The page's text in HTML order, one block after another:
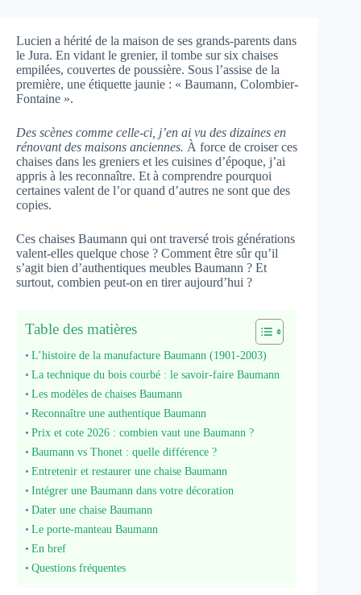
Lucien a hérité de la maison de ses grands-parents dans
le Jura. En vidant le grenier, il tombe sur six chaises
empilées, couvertes de poussière. Sous l’assise de la
première, une étiquette jaunie : « Baumann, Colombier-
Fontaine ».
Des scènes comme celle-ci, j’en ai vu des dizaines en
rénovant des maisons anciennes. À force de croiser ces
chaises dans les greniers et les cuisines d’époque, j’ai
appris à les reconnaître. Et à comprendre pourquoi
certaines valent de l’or quand d’autres ne sont que des
copies.
Ces chaises Baumann qui ont traversé trois générations
valent-elles quelque chose ? Comment être sûr qu’il
s’agit bien d’authentiques meubles Baumann ? Et
surtout, combien peut-on en tirer aujourd’hui ?
Table des matières
L’histoire de la manufacture Baumann (1901-2003)
La technique du bois courbé : le savoir-faire Baumann
Les modèles de chaises Baumann
Reconnaître une authentique Baumann
Prix et cote 2026 : combien vaut une Baumann ?
Baumann vs Thonet : quelle différence ?
Entretenir et restaurer une chaise Baumann
Intégrer une Baumann dans votre décoration
Dater une chaise Baumann
Le porte-manteau Baumann
En bref
Questions fréquentes